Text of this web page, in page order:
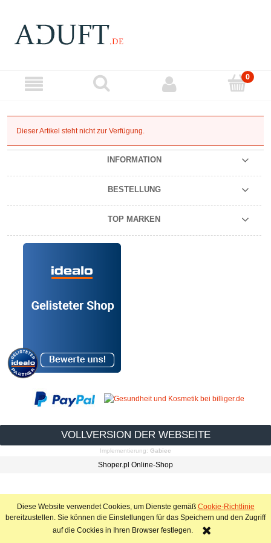
Diese Website verwendet Cookies, um Dienste gemäß Cookie-Richtlinie
bereitzustellen. Sie können die Einstellungen für das Speichern und den Zugriff
auf die Cockies in Ihren Browser festlegen.
Dieser Artikel steht nicht zur Verfügung.
INFORMATION
BESTELLUNG
TOP MARKEN
VOLLVERSION DER WEBSEITE
Implementierung: Gabiec
Shoper.pl Online-Shop